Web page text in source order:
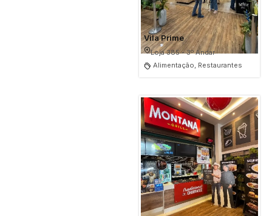
Vila Prime
Loja 385 - 3º Andar
Alimentação, Restaurantes